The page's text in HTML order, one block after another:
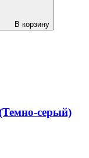
В корзину
серый)